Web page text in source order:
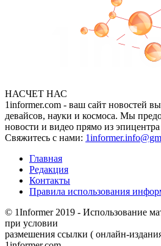
НАСЧЕТ НАС
1informer.com - ваш сайт новостей
девайсов, науки и космоса. Мы
новости и видео прямо из
Свяжитесь с нами:
Главная
Редакция
Контакты
Правила использования
© 1Informer 2019 - Использование
при условии
размешения ссылки ( онлайн-